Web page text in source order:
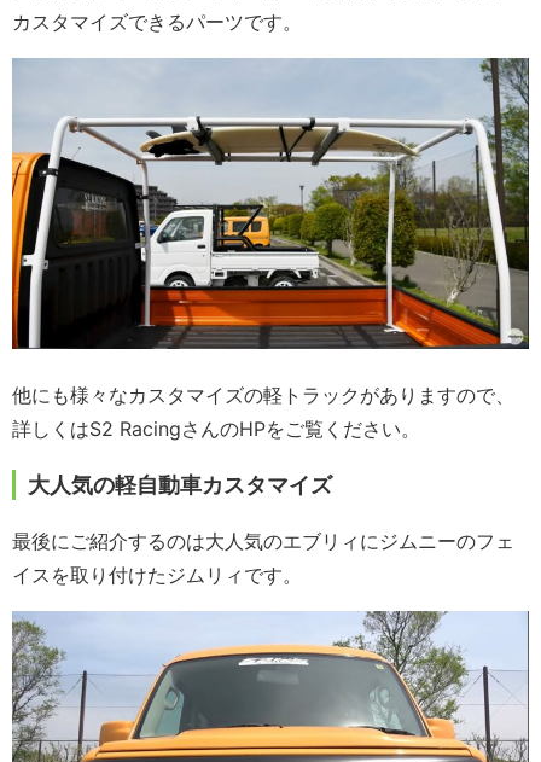
カスタマイズできるパーツです。
他にも様々なカスタマイズの軽トラックがありますので、
詳しくはS2 RacingさんのHPをご覧ください。
大人気の軽自動車カスタマイズ
最後にご紹介するのは大人気のエブリィにジムニーのフェ
イスを取り付けたジムリィです。